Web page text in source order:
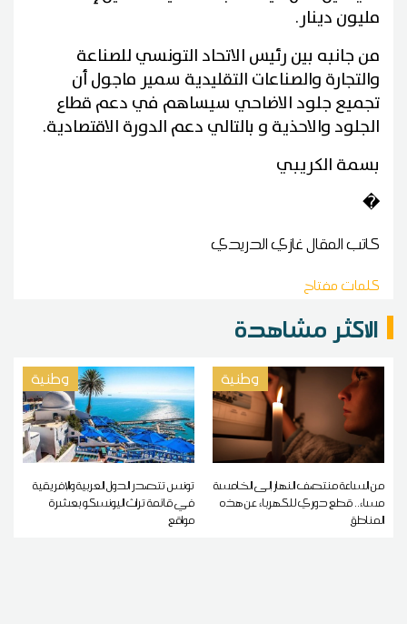
مليون دينار.
من جانبه بين رئيس الاتحاد التونسي للصناعة
والتجارة والصناعات التقليدية سمير ماجول أن
تجميع جلود الاضاحي سيساهم في دعم قطاع
الجلود والاحذية و بالتالي دعم الدورة الاقتصادية.
بسمة الكريبي
�
كاتب المقالغازي الدريدي
كلمات مفتاح
الاكثر مشاهدة
وطنية
من الساعة منتصف النهار إلى الخامسة
مساء.. قطع دوري للكهرباء عن هذه
المناطق
وطنية
تونس تتصدر الدول العربية والإفريقية
في قائمة تراث اليونسكو بعشرة
مواقع